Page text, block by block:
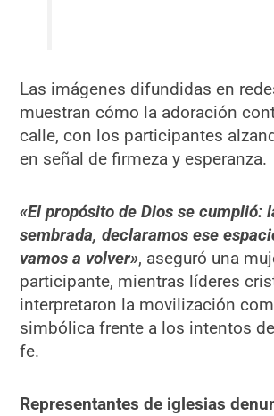
Las imágenes difundidas en
muestran cómo la adoración
calle, con los participantes
en señal de firmeza y esperanza.
«El propósito de Dios se cumplió:
sembrada, declaramos ese
vamos a volver», aseguró una
participante, mientras líderes
interpretaron la movilización
simbólica frente a los intentos
fe.
Representantes de iglesias